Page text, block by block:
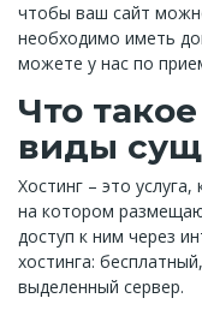
чтобы ваш сайт
необходимо иметь
можете у нас по
Что
виды
Хостинг – это
на котором
доступ к ним через
хостинга:
выделенный сервер.